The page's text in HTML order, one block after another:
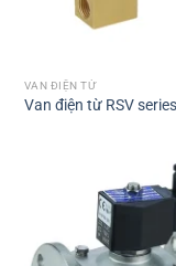
VAN ĐIỆN TỪ
Van điện từ RSV series